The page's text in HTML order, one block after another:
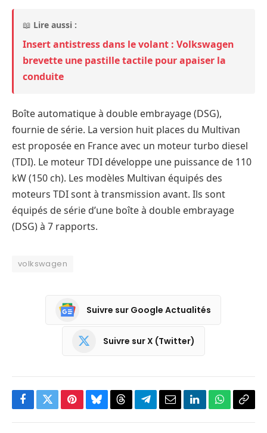
📖 Lire aussi :
Insert antistress dans le volant : Volkswagen
brevette une pastille tactile pour apaiser la
conduite
Boîte automatique à double embrayage (DSG),
fournie de série. La version huit places du Multivan
est proposée en France avec un moteur turbo diesel
(TDI). Le moteur TDI développe une puissance de 110
kW (150 ch). Les modèles Multivan équipés des
moteurs TDI sont à transmission avant. Ils sont
équipés de série d’une boîte à double embrayage
(DSG) à 7 rapports.
volkswagen
Suivre sur Google Actualités
Suivre sur X (Twitter)
Facebook
TwitterPinterestBlueskyThreadsPartagerEmailLinkedInWhatsApp